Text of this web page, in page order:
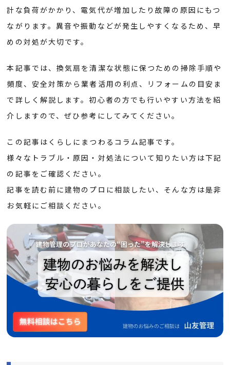
計な負荷がかかり、電気代が増加したり故障の原因にもつ
ながります。異音や振動などが発生しやすくなるため、早
めの対処が大切です。
本記事では、換気扇を清潔な状態に保つための掃除手順や
頻度、安全対策から業者活用の利点、リフォームの目安ま
で詳しく解説します。初心者の方でも行いやすい方法を紹
介しますので、ぜひ参考にしてみてください。
この記事はくらしにまつわるコラム記事です。
様々なトラブル・原因・対処法について知りたい方は下記
の記事をご確認ください。
記事を読む前に建物のプロに相談したい、そんな方は是非
お気軽にご相談ください。